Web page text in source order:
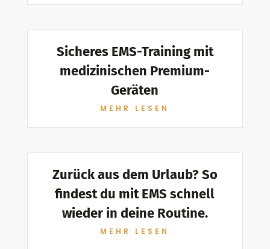
Sicheres EMS-Training mit
medizinischen Premium-
Geräten
MEHR LESEN
Zurück aus dem Urlaub? So
findest du mit EMS schnell
wieder in deine Routine.
MEHR LESEN